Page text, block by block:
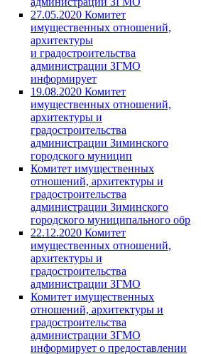
27.05.2020 Комитет
имущественных отношений,
архитектуры
и градостроительства
администрации ЗГМО
информирует
19.08.2020 Комитет
имущественных отношений,
архитектуры и
градостроительства
администрации Зиминского
городского муницип
Комитет имущественных
отношений, архитектуры и
градостроительства
администрации Зиминского
городского муниципального обр
22.12.2020 Комитет
имущественных отношений,
архитектуры и
градостроительства
администрации ЗГМО
Комитет имущественных
отношений, архитектуры и
градостроительства
администрации ЗГМО
информирует о предоставлении